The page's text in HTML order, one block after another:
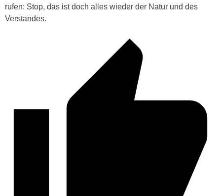
rufen: Stop, das ist doch alles wieder der Natur und des
Verstandes.